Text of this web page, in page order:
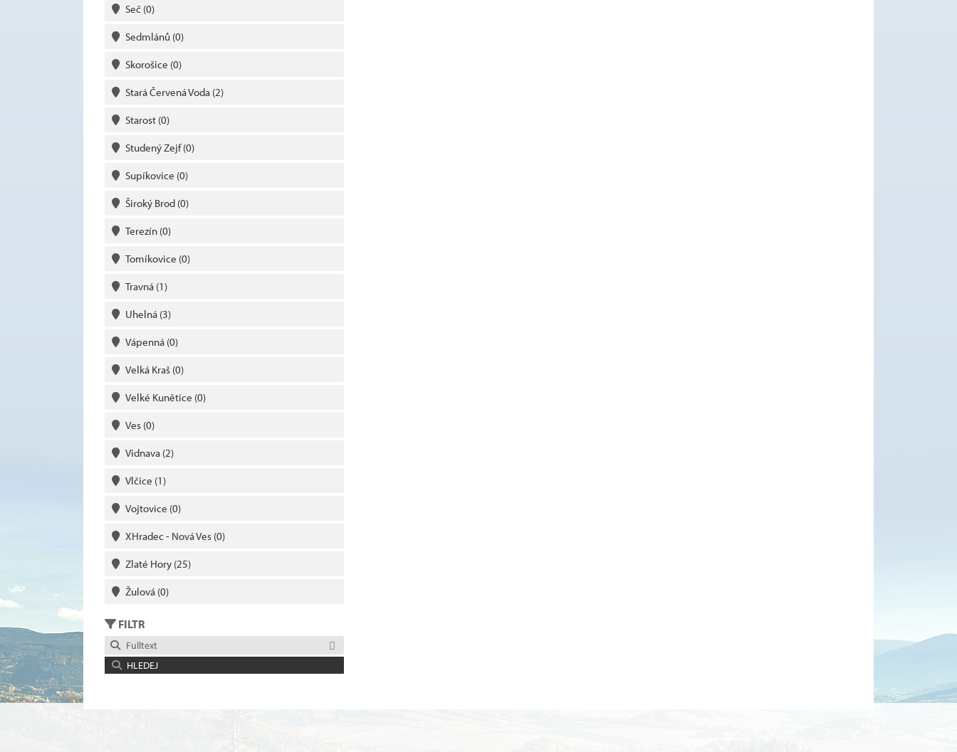
Seč (0)
Sedmlánů (0)
Skorošice (0)
Stará Červená Voda (2)
Starost (0)
Studený Zejf(0)
Supíkovice (0)
Široký Brod (0)
Terezín (0)
Tomíkovice (0)
Travná (1)
Uhelná (3)
Vápenná (0)
Velká Kraš (0)
Velké Kunětice (0)
Ves (0)
Vidnava (2)
Vlčice (1)
Vojtovice (0)
XHradec - Nová Ves (0)
Zlaté Hory (25)
Žulová (0)
FILTR
Fulltext
HLEDEJ